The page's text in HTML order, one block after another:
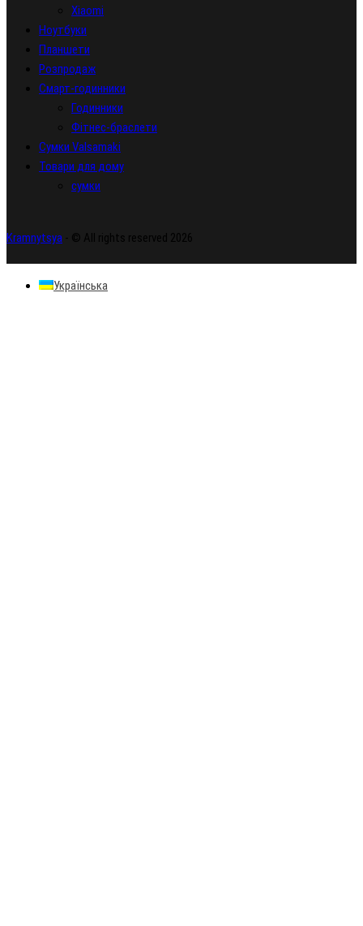
Xiaomi
Ноутбуки
Планшети
Розпродаж
Смарт-годинники
Годинники
Фітнес-браслети
Сумки Valsamaki
Товари для дому
сумки
Kramnytsya - © All rights reserved 2026
Українська